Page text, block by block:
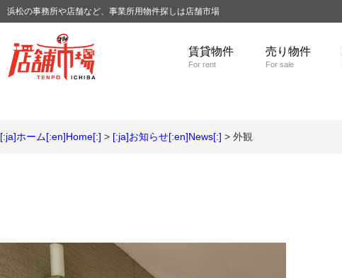
浜松の事務所や店舗など、事業所用物件探しは店舗市場
賃貸物件
For rent
売り物件
For sale
[:ja]ホーム[:en]Home[:] > [:ja]お知らせ[:en]News[:] > 外観